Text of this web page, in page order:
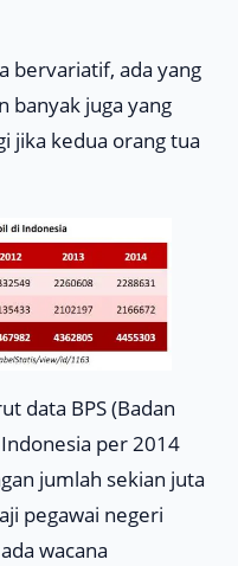
bervariatif, ada yang
banyak juga yang
jika kedua orang tua
data BPS (Badan
per 2014
jumlah sekian juta
pegawai negeri
wacana